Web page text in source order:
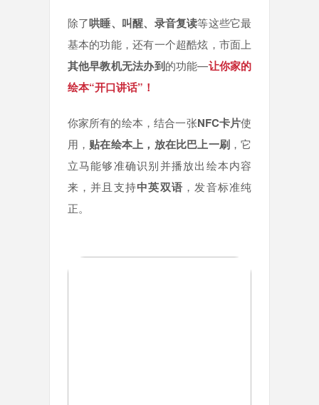
除了哄睡、叫醒、录音复读等这些它最
基本的功能，还有一个超酷炫，市面上
其他早教机无法办到的功能—让你家的
绘本“开口讲话”！
你家所有的绘本，结合一张NFC卡片使
用， 贴在绘本上，放在比巴上一刷 ，它
立马能够准确识别并播放出绘本内容
来，并且支持中英双语 ，发音标准纯
正。